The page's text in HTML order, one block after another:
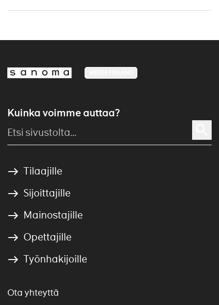
Kuinka voimme auttaa?
Tilaajille
Sijoittajille
Mainostajille
Opettajille
Työnhakijoille
Ota yhteyttä